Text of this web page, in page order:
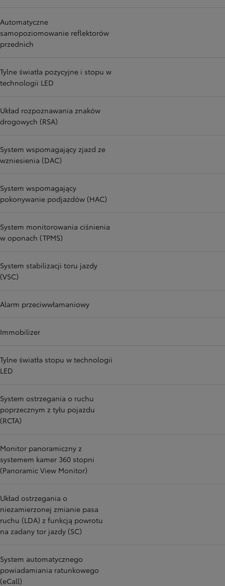
Automatyczne
samopoziomowanie reflektorów
przednich
Tylne światła pozycyjne i stopu w
technologii LED
Układ rozpoznawania znaków
drogowych (RSA)
System wspomagający zjazd ze
wzniesienia (DAC)
System wspomagający
pokonywanie podjazdów (HAC)
System monitorowania ciśnienia
w oponach (TPMS)
System stabilizacji toru jazdy
(VSC)
Alarm przeciwwłamaniowy
Immobilizer
Tylne światła stopu w technologii
LED
System ostrzegania o ruchu
poprzecznym z tyłu pojazdu
(RCTA)
Monitor panoramiczny z
systemem kamer 360 stopni
(Panoramic View Monitor)
Układ ostrzegania o
niezamierzonej zmianie pasa
ruchu (LDA) z funkcją powrotu
na zadany tor jazdy (SC)
System automatycznego
powiadamiania ratunkowego
(eCall)